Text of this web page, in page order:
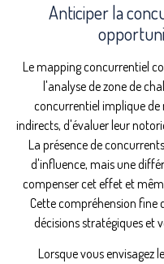
Anticiper la
Le mapping concurrentiel
l'analyse de zone de
concurrentiel implique de
indirects, d'évaluer leur
La présence de
d'influence, mais une
compenser cet effet et
Cette compréhension fine
décisions stratégiques et
Lorsque vous envisagez